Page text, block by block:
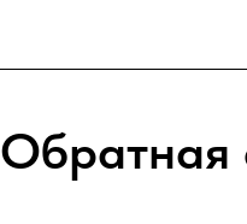
Обратная